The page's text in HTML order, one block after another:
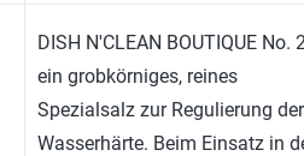
DISH N'CLEAN BOUTIQUE No.
ein grobkörniges, reines
Spezialsalz zur Regulierung der
Wasserhärte. Beim Einsatz in